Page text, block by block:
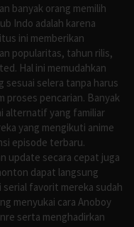
banyak orang memilih
Indo adalah karena
ini memberikan
popularitas, tahun rilis,
Hal ini memudahkan
sesuai selera tanpa harus
proses pencarian. Banyak
alternatif yang familiar
yang mengikuti anime
episode terbaru.
update secara cepat juga
dapat langsung
favorit mereka sudah
menyukai cara Anoboy
serta menghadirkan